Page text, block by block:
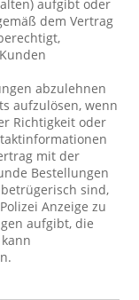
aufgibt oder
dem Vertrag
abzulehnen
aufzulösen, wenn
Richtigkeit oder
mit der
Bestellungen
sind,
Anzeige zu
aufgibt, die